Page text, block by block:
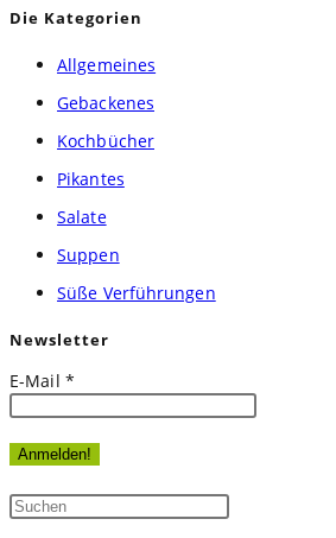
Die Kategorien
Allgemeines
Gebackenes
Kochbücher
Pikantes
Salate
Suppen
Süße Verführungen
Newsletter
E-Mail *
Press